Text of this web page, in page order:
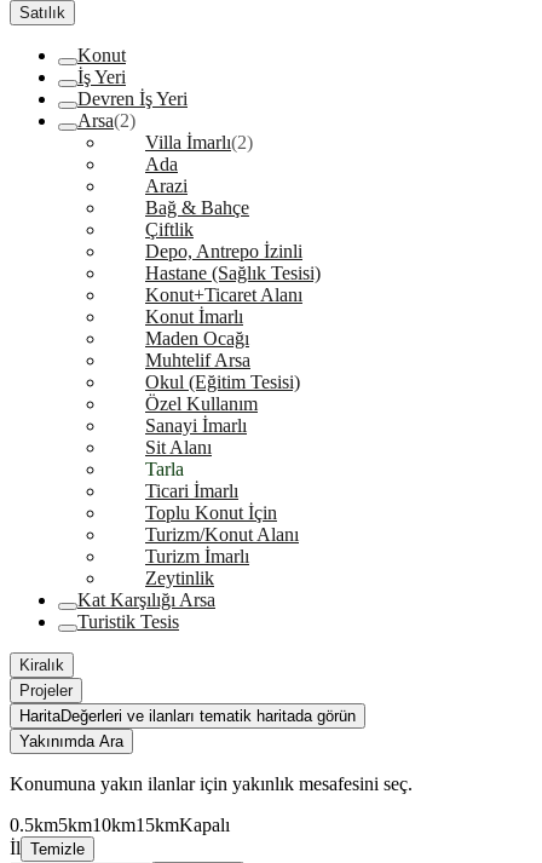
Satılık
Konut
İş Yeri
Devren İş Yeri
Arsa(2)
Villa İmarlı(2)
Ada
Arazi
Bağ & Bahçe
Çiftlik
Depo, Antrepo İzinli
Hastane (Sağlık Tesisi)
Konut+Ticaret Alanı
Konut İmarlı
Maden Ocağı
Muhtelif Arsa
Okul (Eğitim Tesisi)
Özel Kullanım
Sanayi İmarlı
Sit Alanı
Tarla
Ticari İmarlı
Toplu Konut İçin
Turizm/Konut Alanı
Turizm İmarlı
Zeytinlik
Kat Karşılığı Arsa
Turistik Tesis
Kiralık
Projeler
HaritaDeğerleri ve ilanları tematik haritada görün
Yakınımda Ara
Konumuna yakın ilanlar için yakınlık mesafesini seç.
0.5km5km10km15kmKapalı
İl Temizle